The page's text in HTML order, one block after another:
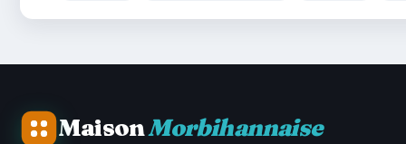
MaisonMorbihannaise